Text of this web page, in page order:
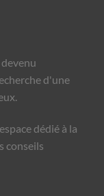
d'une
dédié à la
conseils